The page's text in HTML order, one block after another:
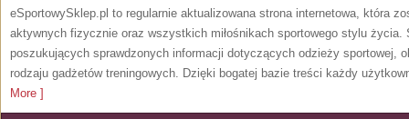
eSportowySklep.pl to regularnie aktualizowana strona internetowa, która
aktywnych fizycznie oraz wszystkich miłośnikach sportowego stylu życia.
poszukujących sprawdzonych informacji dotyczących odzieży sportowej,
rodzaju gadżetów treningowych. Dzięki bogatej bazie treści każdy
More ]